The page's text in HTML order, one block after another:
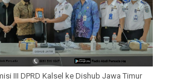
III DPRD Kalsel ke Dishub Jawa Timur